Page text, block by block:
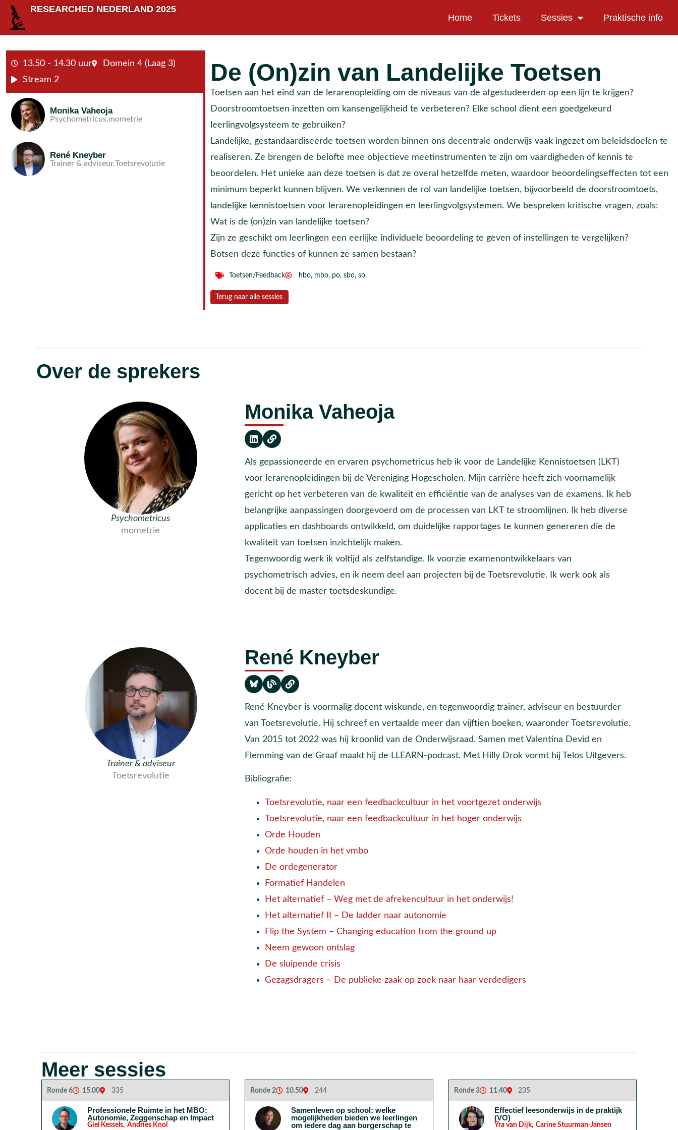
RESEARCHED NEDERLAND 2025
Home
Tickets Sessies Praktische info
13.50 - 14.30 uur
Domein 4 (Laag 3)
Stream 2
Monika Vaheoja
Psychometricus,mometrie
René Kneyber
Trainer & adviseur,Toetsrevolutie
De (On)zin van Landelijke Toetsen
Toetsen aan het eind van de lerarenopleiding om de niveaus van de afgestudeerden op een lijn te krijgen?
Doorstroomtoetsen inzetten om kansengelijkheid te verbeteren? Elke school dient een goedgekeurd
leerlingvolgsysteem te gebruiken?
Landelijke, gestandaardiseerde toetsen worden binnen ons decentrale onderwijs vaak ingezet om beleidsdoelen te
realiseren. Ze brengen de belofte mee objectieve meetinstrumenten te zijn om vaardigheden of kennis te
beoordelen. Het unieke aan deze toetsen is dat ze overal hetzelfde meten, waardoor beoordelingseffecten tot een
minimum beperkt kunnen blijven. We verkennen de rol van landelijke toetsen, bijvoorbeeld de doorstroomtoets,
landelijke kennistoetsen voor lerarenopleidingen en leerlingvolgsystemen. We bespreken kritische vragen, zoals:
Wat is de (on)zin van landelijke toetsen?
Zijn ze geschikt om leerlingen een eerlijke individuele beoordeling te geven of instellingen te vergelijken?
Botsen deze functies of kunnen ze samen bestaan?
Toetsen/Feedback hbo, mbo, po, sbo, so
Terug naar alle sessies
Over de sprekers
Psychometricus
mometrie
Monika Vaheoja
Als gepassioneerde en ervaren psychometricus heb ik voor de Landelijke Kennistoetsen (LKT)
voor lerarenopleidingen bij de Vereniging Hogescholen. Mijn carrière heeft zich voornamelijk
gericht op het verbeteren van de kwaliteit en efficiëntie van de analyses van de examens. Ik heb
belangrijke aanpassingen doorgevoerd om de processen van LKT te stroomlijnen. Ik heb diverse
applicaties en dashboards ontwikkeld, om duidelijke rapportages te kunnen genereren die de
kwaliteit van toetsen inzichtelijk maken.
Tegenwoordig werk ik voltijd als zelfstandige. Ik voorzie examenontwikkelaars van
psychometrisch advies, en ik neem deel aan projecten bij de Toetsrevolutie. Ik werk ook als
docent bij de master toetsdeskundige.
Trainer & adviseur
Toetsrevolutie
René Kneyber
René Kneyber is voormalig docent wiskunde, en tegenwoordig trainer, adviseur en bestuurder
van Toetsrevolutie. Hij schreef en vertaalde meer dan vijftien boeken, waaronder Toetsrevolutie.
Van 2015 tot 2022 was hij kroonlid van de Onderwijsraad. Samen met Valentina Devid en
Flemming van de Graaf maakt hij de LLEARN-podcast. Met Hilly Drok vormt hij Telos Uitgevers.
Bibliografie:
Toetsrevolutie, naar een feedbackcultuur in het voortgezet onderwijs
Toetsrevolutie, naar een feedbackcultuur in het hoger onderwijs
Orde Houden
Orde houden in het vmbo
De ordegenerator
Formatief Handelen
Het alternatief – Weg met de afrekencultuur in het onderwijs!
Het alternatief II – De ladder naar autonomie
Flip the System – Changing education from the ground up
Neem gewoon ontslag
De sluipende crisis
Gezagsdragers – De publieke zaak op zoek naar haar verdedigers
Meer sessies
Ronde 6 15.00 335
Professionele Ruimte in het MBO:
Autonomie, Zeggenschap en Impact
Giel Kessels, Andries Knol
Ronde 2 10.50 244
Samenleven op school: welke
mogelijkheden bieden we leerlingen
om iedere dag aan burgerschap te
Ronde 3 11.40 235
Effectief leesonderwijs in de praktijk
(VO)
Yra van Dijk, Carine Stuurman-Jansen